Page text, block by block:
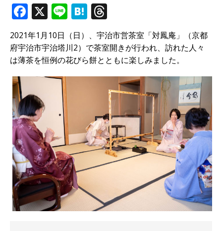
F
a
c
e
b
o
o
k
X Li
n
e
H
at
e
n
a
h
r
e
a
d
s
2021年1月10日（日）、宇治市営茶室「対鳳庵」（京都
府宇治市宇治塔川2）で茶室開きが行われ、訪れた人々
は薄茶を恒例の花びら餅とともに楽しみました。